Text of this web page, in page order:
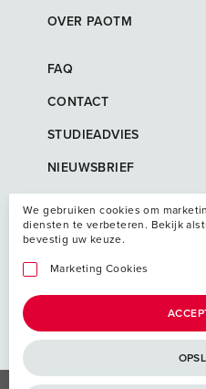
OVER PAOTM
FAQ
CONTACT
STUDIEADVIES
NIEUWSBRIEF
We gebruiken cookies om
diensten te verbeteren. Bekijk
bevestig uw keuze.
Marketing Cookies